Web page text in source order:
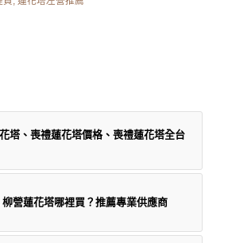
塔、喪禮蓮花塔價格、喪禮蓮花塔全台
營蓮花塔哪裡買？推薦專業供應商